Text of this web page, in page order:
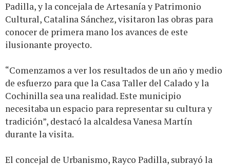
Padilla, y la concejala de Artesanía y Patrimonio
Cultural, Catalina Sánchez, visitaron las obras para
conocer de primera mano los avances de este
ilusionante proyecto.
“Comenzamos a ver los resultados de un año y medio
de esfuerzo para que la Casa Taller del Calado y la
Cochinilla sea una realidad. Este municipio
necesitaba un espacio para representar su cultura y
tradición”, destacó la alcaldesa Vanesa Martín
durante la visita.
El concejal de Urbanismo, Rayco Padilla, subrayó la